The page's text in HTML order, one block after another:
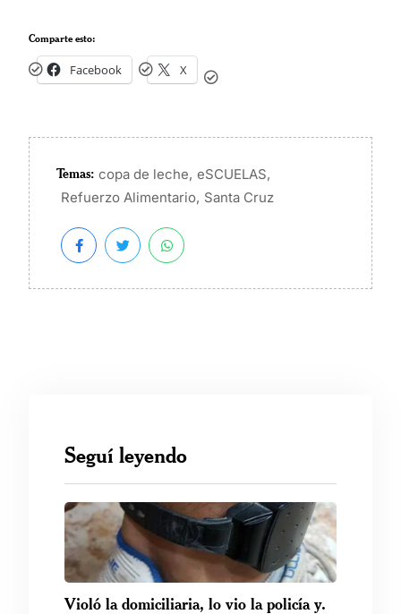
Comparte esto:
Facebook X
Temas: copa de leche, eSCUELAS,
Refuerzo Alimentario, Santa Cruz
Seguí leyendo
Violó la domiciliaria, lo vio la policía y.